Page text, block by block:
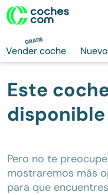
GRATIS
Vender coche
Este
disponible
Pero no te
mostraremos más
para que